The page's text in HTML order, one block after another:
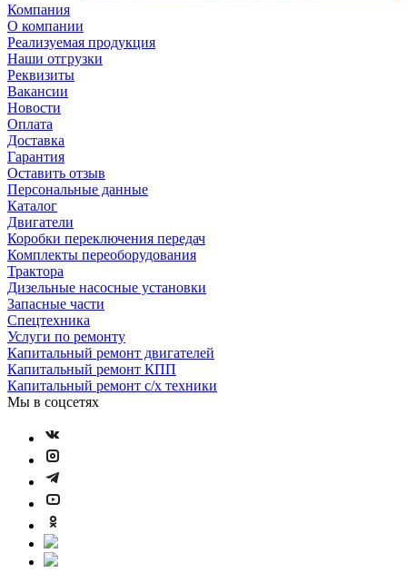
Компания
О компании
Реализуемая продукция
Наши отгрузки
Реквизиты
Вакансии
Новости
Оплата
Доставка
Гарантия
Оставить отзыв
Персональные данные
Каталог
Двигатели
Коробки переключения передач
Комплекты переоборудования
Трактора
Дизельные насосные установки
Запасные части
Спецтехника
Услуги по ремонту
Капитальный ремонт двигателей
Капитальный ремонт КПП
Капитальный ремонт с/х техники
Мы в соцсетях